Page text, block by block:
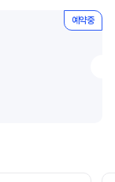
예약중